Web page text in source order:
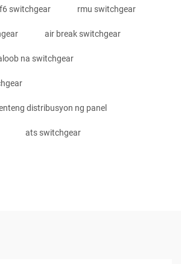
switchgear rmu switchgear
air break switchgear
na switchgear
distribusyon ng panel
ats switchgear